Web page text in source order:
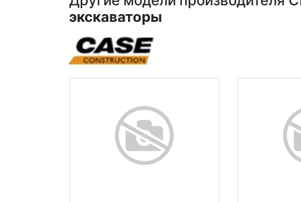
экскаваторы